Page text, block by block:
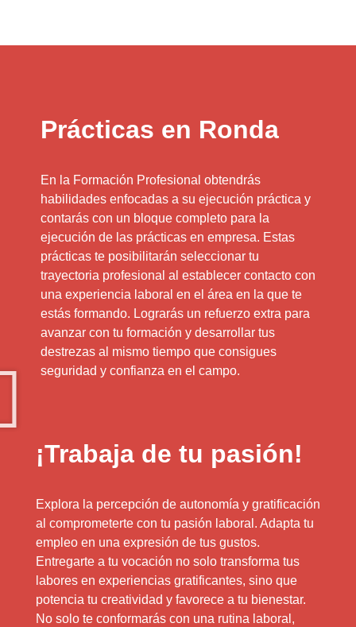
Prácticas en Ronda
En la Formación Profesional obtendrás
habilidades enfocadas a su ejecución práctica y
contarás con un bloque completo para la
ejecución de las prácticas en empresa. Estas
prácticas te posibilitarán seleccionar tu
trayectoria profesional al establecer contacto con
una experiencia laboral en el área en la que te
estás formando. Lograrás un refuerzo extra para
avanzar con tu formación y desarrollar tus
destrezas al mismo tiempo que consigues
seguridad y confianza en el campo.
¡Trabaja de tu pasión!
Explora la percepción de autonomía y gratificación
al comprometerte con tu pasión laboral. Adapta tu
empleo en una expresión de tus gustos.
Entregarte a tu vocación no solo transforma tus
labores en experiencias gratificantes, sino que
potencia tu creatividad y favorece a tu bienestar.
No solo te conformarás con una rutina laboral,